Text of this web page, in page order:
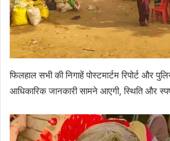
फिलहाल सभी की निगाहें पोस्टमार्टम रिपोर्ट और
आधिकारिक जानकारी सामने आएगी, स्थिति और